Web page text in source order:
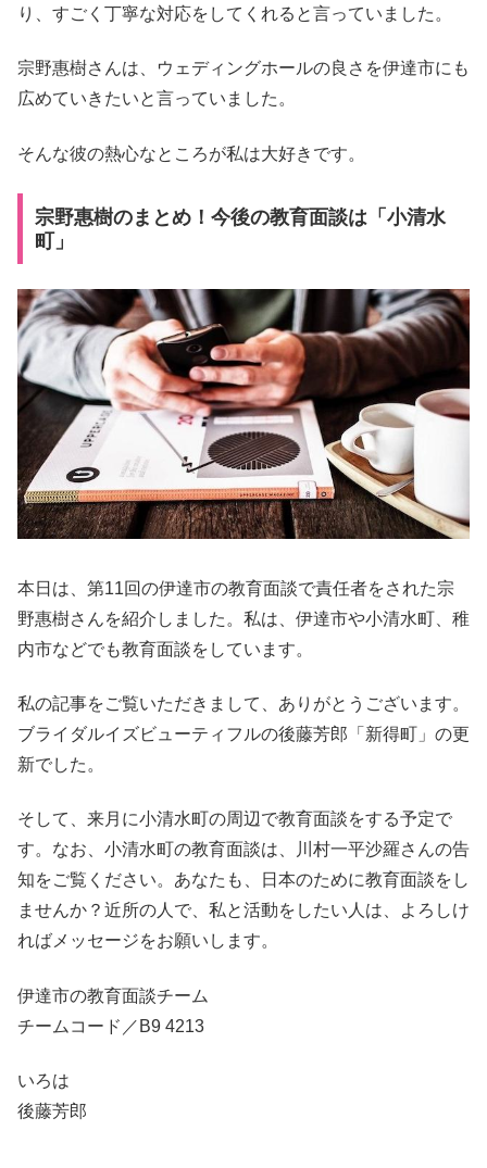
り、すごく丁寧な対応をしてくれると言っていました。
宗野惠樹さんは、ウェディングホールの良さを伊達市にも
広めていきたいと言っていました。
そんな彼の熱心なところが私は大好きです。
宗野惠樹のまとめ！今後の教育面談は「小清水
町」
本日は、第11回の伊達市の教育面談で責任者をされた宗
野惠樹さんを紹介しました。私は、伊達市や小清水町、稚
内市などでも教育面談をしています。
私の記事をご覧いただきまして、ありがとうございます。
ブライダルイズビューティフルの後藤芳郎「新得町」の更
新でした。
そして、来月に小清水町の周辺で教育面談をする予定で
す。なお、小清水町の教育面談は、川村一平沙羅さんの告
知をご覧ください。あなたも、日本のために教育面談をし
ませんか？近所の人で、私と活動をしたい人は、よろしけ
ればメッセージをお願いします。
伊達市の教育面談チーム
チームコード／B9 4213
いろは
後藤芳郎